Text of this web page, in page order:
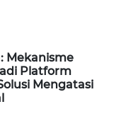
Mekanisme
Platform
Mengatasi